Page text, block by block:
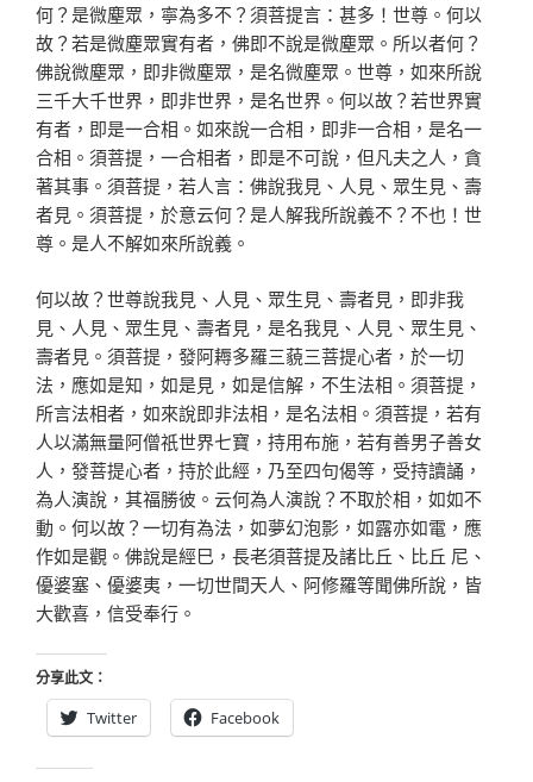
何？是微塵眾，寧為多不？須菩提言：甚多！世尊。何以
故？若是微塵眾實有者，佛即不說是微塵眾。所以者何？
佛說微塵眾，即非微塵眾，是名微塵眾。世尊，如來所說
三千大千世界，即非世界，是名世界。何以故？若世界實
有者，即是一合相。如來說一合相，即非一合相，是名一
合相。須菩提，一合相者，即是不可說，但凡夫之人，貪
著其事。須菩提，若人言：佛說我見、人見、眾生見、壽
者見。須菩提，於意云何？是人解我所說義不？不也！世
尊。是人不解如來所說義。
何以故？世尊說我見、人見、眾生見、壽者見，即非我
見、人見、眾生見、壽者見，是名我見、人見、眾生見、
壽者見。須菩提，發阿耨多羅三藐三菩提心者，於一切
法，應如是知，如是見，如是信解，不生法相。須菩提，
所言法相者，如來說即非法相，是名法相。須菩提，若有
人以滿無量阿僧祇世界七寶，持用布施，若有善男子善女
人，發菩提心者，持於此經，乃至四句偈等，受持讀誦，
為人演說，其福勝彼。云何為人演說？不取於相，如如不
動。何以故？一切有為法，如夢幻泡影，如露亦如電，應
作如是觀。佛說是經巳，長老須菩提及諸比丘、比丘 尼、
優婆塞、優婆夷，一切世間天人、阿修羅等聞佛所說，皆
大歡喜，信受奉行。
分享此文：
Twitter
Facebook